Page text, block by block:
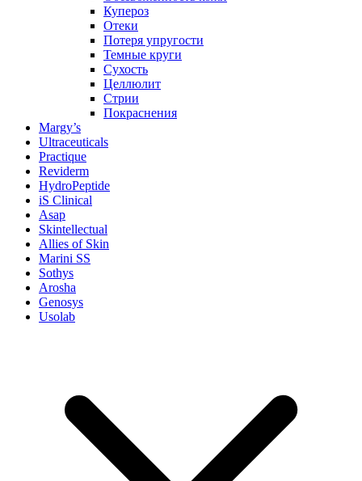
Купероз
Отеки
Потеря упругости
Темные круги
Сухость
Целлюлит
Стрии
Покраснения
Margy’s
Ultraceuticals
Practique
Reviderm
HydroPeptide
iS Clinical
Asap
Skintellectual
Allies of Skin
Marini SS
Sothys
Arosha
Genosys
Usolab